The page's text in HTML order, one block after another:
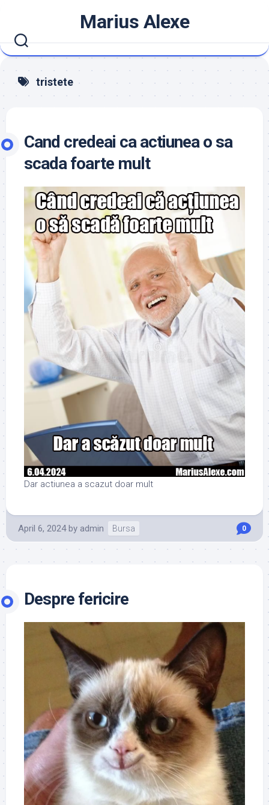
content
Marius Alexe
tristete
Cand credeai ca actiunea o sa
scada foarte mult
Dar actiunea a scazut doar mult
April 6, 2024 by admin Bursa 0
Despre fericire